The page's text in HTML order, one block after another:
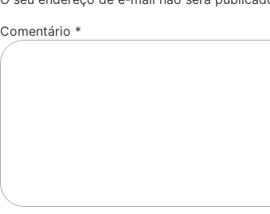
Comentário *